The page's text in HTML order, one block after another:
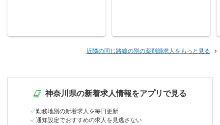
近隣の同じ路線の別の薬剤師求人をもっと見る
神奈川県の新着求人情報をアプリで見る
勤務地別の新着求人を毎日更新
通知設定でおすすめの求人を見逃さない